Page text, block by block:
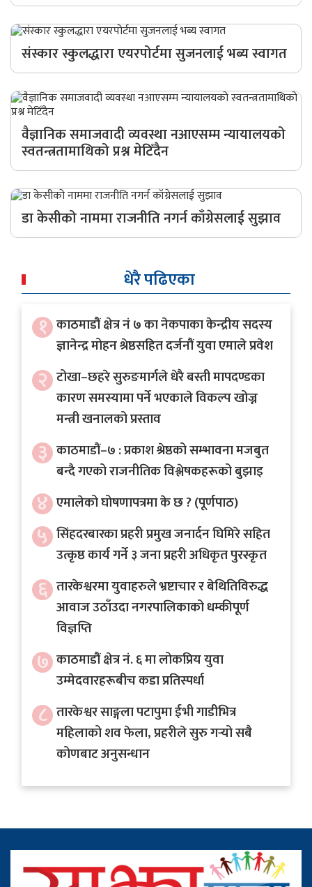
संस्कार स्कुलद्धारा एयरपोर्टमा सुजनलाई भब्य स्वागत
वैज्ञानिक समाजवादी व्यवस्था नआएसम्म न्यायालयको
स्वतन्त्रतामाथिको प्रश्न मेटिँदैन
डा केसीको नाममा राजनीति नगर्न काँग्रेसलाई सुझाव
धेरै पढिएका
१ काठमाडौं क्षेत्र नं ७ का नेकपाका केन्द्रीय सदस्य
ज्ञानेन्द्र मोहन श्रेष्ठसहित दर्जनौं युवा एमाले प्रवेश
२ टोखा–छहरे सुरुङमार्गले धेरै बस्ती मापदण्डका
कारण समस्यामा पर्ने भएकाले विकल्प खोज्न
मन्त्री खनालको प्रस्ताव
३ काठमाडौं–७ : प्रकाश श्रेष्ठको सम्भावना मजबुत
बन्दै गएको राजनीतिक विश्लेषकहरूको बुझाइ
४ एमालेको घोषणापत्रमा के छ ? (पूर्णपाठ)
५ सिंहदरबारका प्रहरी प्रमुख जनार्दन घिमिरे सहित
उत्कृष्ठ कार्य गर्ने ३ जना प्रहरी अधिकृत पुरस्कृत
६ तारकेश्वरमा युवाहरुले भ्रष्टाचार र बेथितिविरुद्ध
आवाज उठाँउदा नगरपालिकाको धम्कीपूर्ण
विज्ञप्ति
७ काठमाडौं क्षेत्र नं. ६ मा लोकप्रिय युवा
उम्मेदवारहरूबीच कडा प्रतिस्पर्धा
८ तारकेश्वर साङ्गला पटापुमा ईभी गाडीभित्र
महिलाको शव फेला, प्रहरीले सुरु गर्‍यो सबै
कोणबाट अनुसन्धान